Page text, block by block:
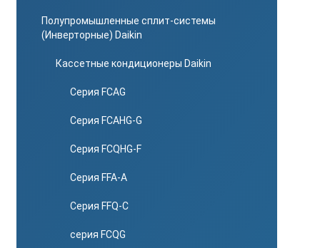
Полупромышленные сплит-системы
(Инверторные) Daikin
Кассетные кондиционеры Daikin
Серия FCAG
Серия FCAHG-G
Серия FCQHG-F
Серия FFA-A
Серия FFQ-C
серия FCQG